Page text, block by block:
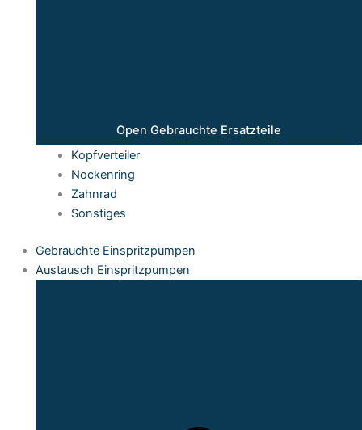
Open Gebrauchte Ersatzteile
Kopfverteiler
Nockenring
Zahnrad
Sonstiges
Gebrauchte Einspritzpumpen
Austausch Einspritzpumpen